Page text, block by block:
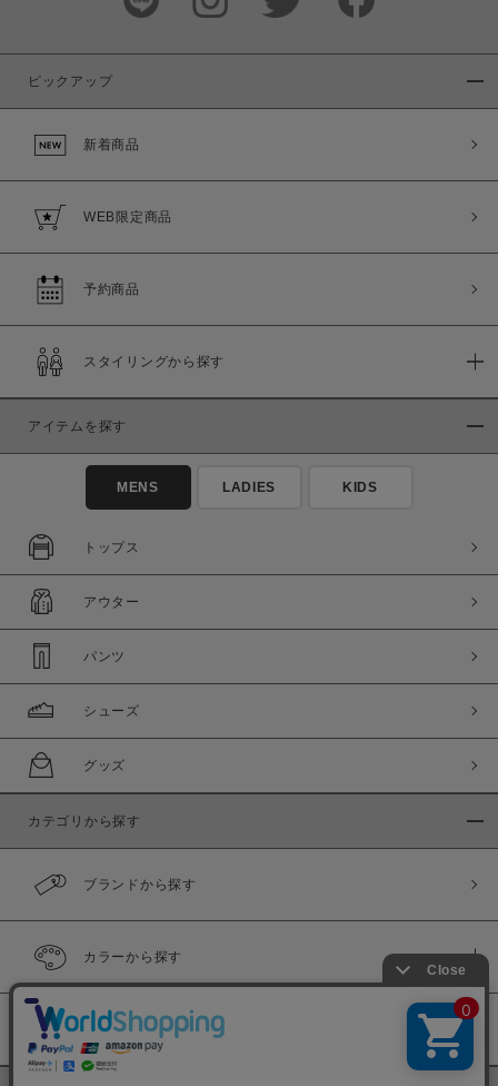
ピックアップ
新着商品
WEB限定商品
予約商品
スタイリングから探す
アイテムを探す
MENS LADIES KIDS
トップス
アウター
パンツ
シューズ
グッズ
カテゴリから探す
ブランドから探す
カラーから探す
履き比べ可能商品